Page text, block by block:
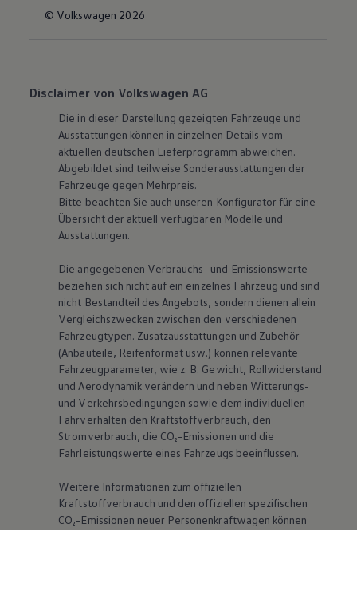
© Volkswagen 2026
Disclaimer von Volkswagen AG
Die in dieser Darstellung gezeigten Fahrzeuge und
Ausstattungen können in einzelnen Details vom
aktuellen deutschen Lieferprogramm abweichen.
Abgebildet sind teilweise Sonderausstattungen der
Fahrzeuge gegen Mehrpreis.
Bitte beachten Sie auch unseren Konfigurator für eine
Übersicht der aktuell verfügbaren Modelle und
Ausstattungen.
Die angegebenen Verbrauchs- und Emissionswerte
beziehen sich nicht auf ein einzelnes Fahrzeug und sind
nicht Bestandteil des Angebots, sondern dienen allein
Vergleichszwecken zwischen den verschiedenen
Fahrzeugtypen. Zusatzausstattungen und Zubehör
(Anbauteile, Reifenformat usw.) können relevante
Fahrzeugparameter, wie z. B. Gewicht, Rollwiderstand
und Aerodynamik verändern und neben Witterungs-
und Verkehrsbedingungen sowie dem individuellen
Fahrverhalten den Kraftstoffverbrauch, den
Stromverbrauch, die CO₂-Emissionen und die
Fahrleistungswerte eines Fahrzeugs beeinflussen.
Weitere Informationen zum offiziellen
Kraftstoffverbrauch und den offiziellen spezifischen
CO₂-Emissionen neuer Personenkraftwagen können